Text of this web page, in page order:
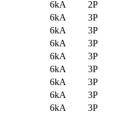
6kA
2P
6kA
3P
6kA
3P
6kA
3P
6kA
3P
6kA
3P
6kA
3P
6kA
3P
6kA
3P